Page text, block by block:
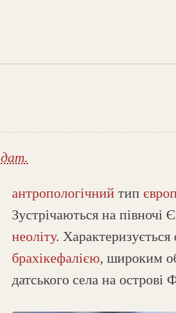
дат.
антропологічний тип
Зустрічаються на півночі
неоліту. Характеризується
брахікефалією, широким
датського села на острові